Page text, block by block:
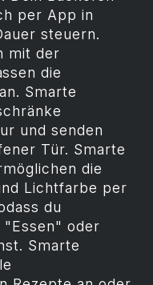
per App in
steuern.
mit der
die
Smarte
und senden
Tür. Smarte
die
Lichtfarbe per
du
oder
Smarte